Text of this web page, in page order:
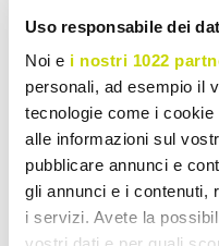
Uso responsabile dei
Noi e i nostri 1022
personali, ad esempio il
tecnologie come i
alle informazioni sul
pubblicare annunci e
gli annunci e i contenuti,
i servizi. Avete la
VIADURINI IN THE GARDEN
Fauteuil d'extérieur en